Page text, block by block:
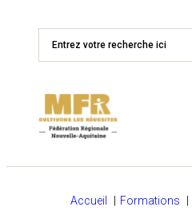
Accueil Formations